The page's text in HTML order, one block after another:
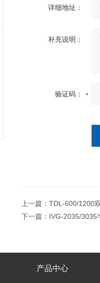
详细地址：
补充说明：
验证码：
上一篇： TDL-600/1200
下一篇： IVG-2035/3035
产品中心